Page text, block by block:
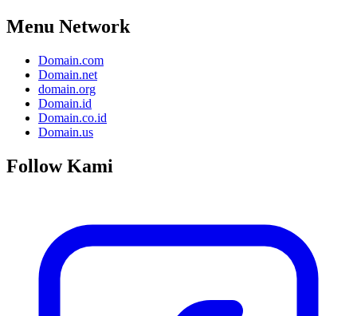
Menu Network
Domain.com
Domain.net
domain.org
Domain.id
Domain.co.id
Domain.us
Follow Kami